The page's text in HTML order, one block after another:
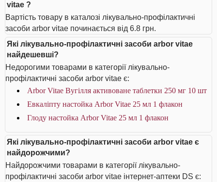
vitae ?
Вартість товару в каталозі лікувально-профілактичні
засоби arbor vitae починається від 6.8 грн.
Які лікувально-профілактичні засоби arbor vitae
найдешевші?
Недорогими товарами в категорії лікувально-
профілактичні засоби arbor vitae є:
Arbor Vitae Вугілля активоване таблетки 250 мг 10 шт
Евкаліпту настойка Arbor Vitae 25 мл 1 флакон
Глоду настойка Arbor Vitae 25 мл 1 флакон
Які лікувально-профілактичні засоби arbor vitae є
найдорожчими?
Найдорожчими товарами в категорії лікувально-
профілактичні засоби arbor vitae інтернет-аптеки DS є: